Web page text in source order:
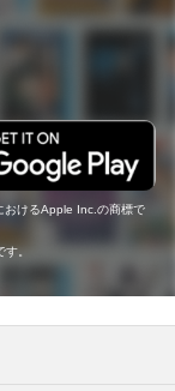
おけるApple Inc.の商標で
。